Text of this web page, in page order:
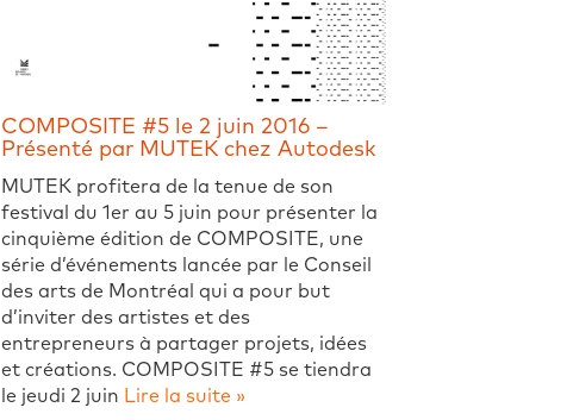
COMPOSITE #5 le 2 juin 2016 –
Présenté par MUTEK chez Autodesk
MUTEK profitera de la tenue de son
festival du 1er au 5 juin pour présenter la
cinquième édition de COMPOSITE, une
série d’événements lancée par le Conseil
des arts de Montréal qui a pour but
d’inviter des artistes et des
entrepreneurs à partager projets, idées
et créations. COMPOSITE #5 se tiendra
le jeudi 2 juin Lire la suite »